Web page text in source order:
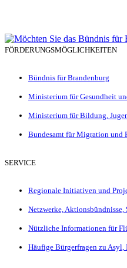
FÖRDERUNGSMÖGLICHKEITEN
Bündnis für Brandenburg
Ministerium für Gesundheit
Ministerium für Bildung,
Bundesamt für Migration und
SERVICE
Regionale Initiativen und
Netzwerke, Aktionsbündnisse,
Nützliche Informationen für
Häufige Bürgerfragen zu